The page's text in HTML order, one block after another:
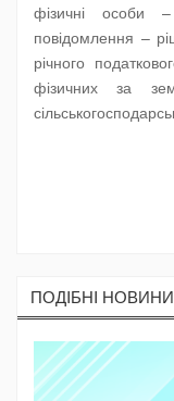
фізичні особи –
повідомлення –
річного
фізичних за
ПОДIБНI НОВИНИ